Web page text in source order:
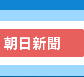
朝日新聞